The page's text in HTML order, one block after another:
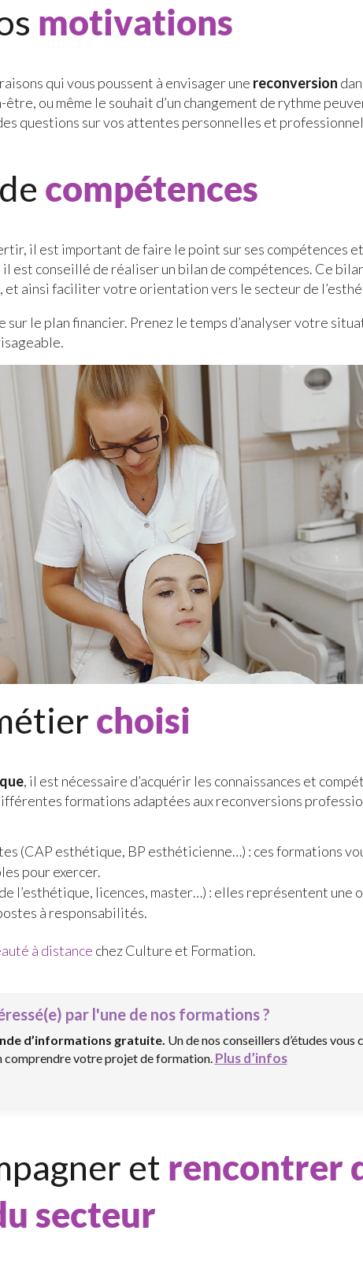
motivations
qui vous poussent à envisager une reconversion
ou même le souhait d’un changement de rythme
questions sur vos attentes personnelles et
compétences
il est important de faire le point sur ses compétences
est conseillé de réaliser un bilan de compétences. Ce
et ainsi faciliter votre orientation vers le secteur de
le plan financier. Prenez le temps d’analyser votre
choisi
, il est nécessaire d’acquérir les connaissances et
formations adaptées aux reconversions
(CAP esthétique, BP esthéticienne…) : ces formations
pour exercer.
l’esthétique, licences, master…) : elles représentent
à responsabilités.
à distance chez Culture et Formation.
par l'une de nos formations ?
d’informations gratuite. Un de nos conseillers d’études
comprendre votre projet de formation. Plus d’infos
et rencontrer
secteur